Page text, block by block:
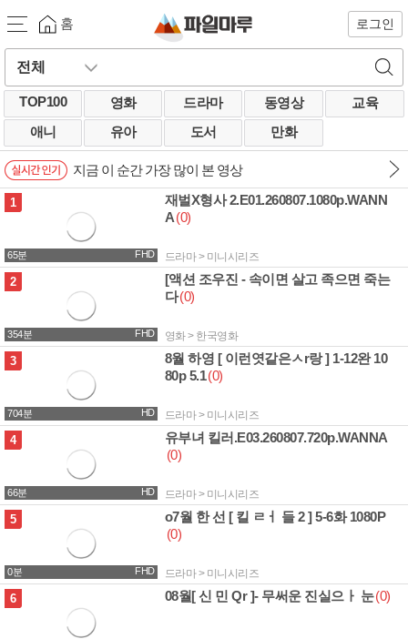
홈 로그인
TOP100 영화 드라마 동영상
교육
애니
유아 도서 만화
지금 이 순간 가장 많이 본 영상
1
65분 FHD
재벌X형사 2.E01.260807.1080p.WANN
A(0)
드라마 > 미니시리즈
2
354분 FHD
[액션 조우진 - 속이면 살고 족으면 죽는
다(0)
영화 > 한국영화
3
704분 HD
8월 하영 [ 이런엿같은ㅅr랑 ] 1-12완 10
80p 5.1(0)
드라마 > 미니시리즈
4
66분 HD
유부녀 킬러.E03.260807.720p.WANNA
(0)
드라마 > 미니시리즈
5
0분 FHD
o7월 한 선 [ 킬 ㄹㅓ 들 2 ] 5-6화 1080P
(0)
드라마 > 미니시리즈
6 08월[ 신 민 Qr ]- 무써운 진실으ㅏ 눈(0)